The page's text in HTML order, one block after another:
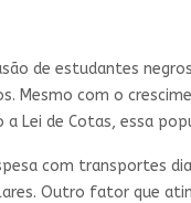
de estudantes
Mesmo com o
a Lei de Cotas, essa
com transportes
Outro fator que